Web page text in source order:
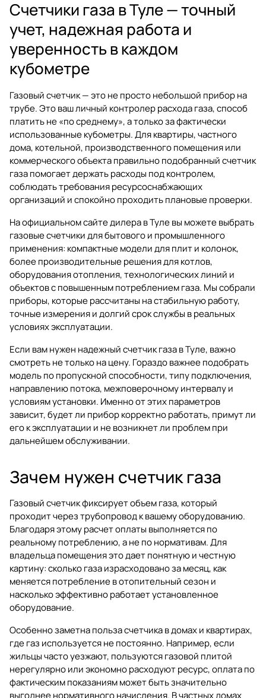
Счетчики газа в Туле — точный
учет, надежная работа и
уверенность в каждом
кубометре
Газовый счетчик — это не просто небольшой прибор на
трубе. Это ваш личный контролер расхода газа, способ
платить не «по среднему», а только за фактически
использованные кубометры. Для квартиры, частного
дома, котельной, производственного помещения или
коммерческого объекта правильно подобранныйсчетчик
газапомогает держать расходы под контролем,
соблюдать требования ресурсоснабжающих
организаций и спокойно проходить плановые проверки.
На официальном сайте дилера в Туле вы можете выбрать
газовые счетчики для бытового и промышленного
применения: компактные модели для плит и колонок,
более производительные решения для котлов,
оборудования отопления, технологических линий и
объектов с повышенным потреблением газа. Мы собрали
приборы, которые рассчитаны на стабильную работу,
точные измерения и долгий срок службы в реальных
условиях эксплуатации.
Если вам нужен надежный счетчик газа в Туле, важно
смотреть не только на цену. Гораздо важнее подобрать
модель по пропускной способности, типу подключения,
направлению потока, межповерочному интервалу и
условиям установки. Именно от этих параметров
зависит, будет ли прибор корректно работать, примут ли
его к эксплуатации и не возникнет ли проблем при
дальнейшем обслуживании.
Зачем нужен счетчик газа
Газовый счетчик фиксирует объем газа, который
проходит через трубопровод к вашему оборудованию.
Благодаря этому расчет оплаты выполняется по
реальному потреблению, а не по нормативам. Для
владельца помещения это дает понятную и честную
картину: сколько газа израсходовано за месяц, как
меняется потребление в отопительный сезон и
насколько эффективно работает установленное
оборудование.
Особенно заметна польза счетчика в домах и квартирах,
где газ используется не постоянно. Например, если
жильцы часто уезжают, пользуются газовой плитой
нерегулярно или экономно расходуют ресурс, оплата по
фактическим показаниям может быть значительно
выгоднее нормативного начисления. В частных домах